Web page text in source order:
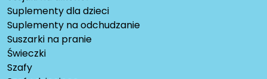
Suplementy dla dzieci
Suplementy na odchudzanie
Suszarki na pranie
Świeczki
Szafy